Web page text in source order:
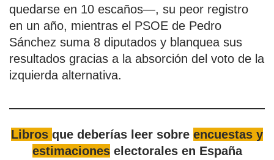
quedarse en 10 escaños—, su peor registro
en un año, mientras el PSOE de Pedro
Sánchez suma 8 diputados y blanquea sus
resultados gracias a la absorción del voto de la
izquierda alternativa.
Libros que deberías leer sobre encuestas y
estimacioneselectorales en España